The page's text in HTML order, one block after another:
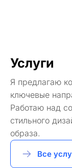
Услуги
Я предлагаю
ключевые
Работаю над
стильного
образа.
Все